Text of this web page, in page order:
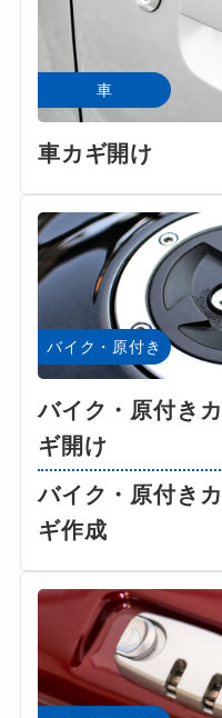
車
車カギ開け
バイク・原付き
バイク・原付きカ
ギ開け
バイク・原付きカ
ギ作成